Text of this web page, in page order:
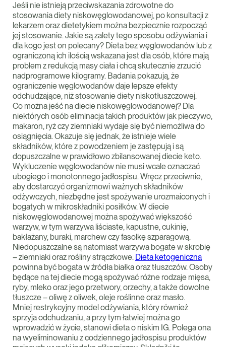
Jeśli nie istnieją przeciwskazania zdrowotne do
stosowania diety niskowęglowodanowej, po konsultacji z
lekarzem oraz dietetykiem można bezpiecznie rozpocząć
jej stosowanie. Jakie są zalety tego sposobu odżywiania i
dla kogo jest on polecany? Dieta bez węglowodanów lub z
ograniczoną ich ilością wskazana jest dla osób, które mają
problem z redukcją masy ciała i chcą skutecznie zrzucić
nadprogramowe kilogramy. Badania pokazują, że
ograniczenie węglowodanów daje lepsze efekty
odchudzające, niż stosowanie diety niskotłuszczowej.
Co można jeść na diecie niskowęglowodanowej? Dla
niektórych osób eliminacja takich produktów jak pieczywo,
makaron, ryż czy ziemniaki wydaje się być niemożliwa do
osiągnięcia. Okazuje się jednak, że istnieje wiele
składników, które z powodzeniem je zastępują i są
dopuszczalne w prawidłowo zbilansowanej diecie keto.
Wykluczenie węglowodanów nie musi wcale oznaczać
ubogiego i monotonnego jadłospisu. Wręcz przeciwnie,
aby dostarczyć organizmowi ważnych składników
odżywczych, niezbędne jest spożywanie urozmaiconych i
bogatych w mikroskładniki posiłków. W diecie
niskowęglowodanowej można spożywać większość
warzyw, w tym warzywa liściaste, kapustne, cukinię,
bakłażany, buraki, marchew czy fasolkę szparagową.
Niedopuszczalne są natomiast warzywa bogate w skrobię
– ziemniaki oraz rośliny strączkowe. Dieta ketogeniczna
powinna być bogata w źródła białka oraz tłuszczów. Osoby
będące na tej diecie mogą spożywać różne rodzaje mięsa,
ryby, mleko oraz jego przetwory, orzechy, a także dowolne
tłuszcze – oliwę z oliwek, oleje roślinne oraz masło.
Mniej restrykcyjny model odżywiania, który również
sprzyja odchudzaniu, a przy tym łatwiej można go
wprowadzić w życie, stanowi dieta o niskim IG. Polega ona
na wyeliminowaniu z codziennego jadłospisu produktów